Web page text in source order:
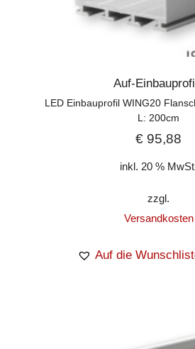
Auf-
LED Einbauprofil WING20
L: 200cm
€ 95,88
inkl. 20 %
zzgl.
Versandkosten
Auf die